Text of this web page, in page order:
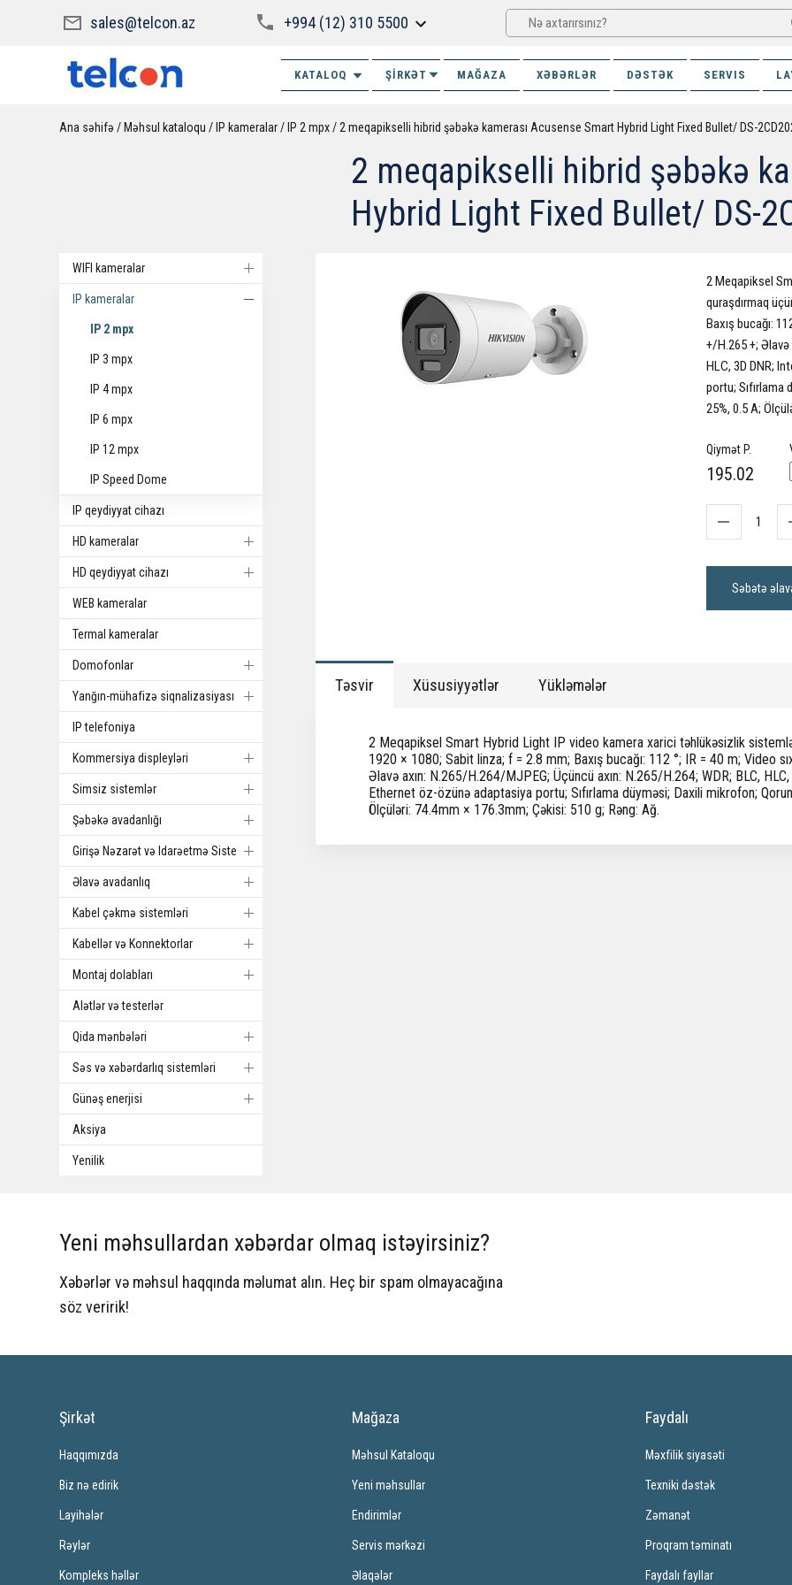
sales@telcon.az +994 (12) 310 5500
KATALOQ ŞİRKƏT MAĞAZA XƏBƏRLƏR DƏSTƏK SERVIS
Ana səhifə Məhsul kataloqu IP kameralar IP 2 mpx 2 meqapikselli hibrid şəbəkə kamerası Acusense Smart Hybrid Light Fixed Bullet/ DS-
2 meqapikselli hibrid şəbəkə
Hybrid Light Fixed Bullet/ DS-
WIFI kameralar
IP kameralar
IP 2 mpx
IP 3 mpx
IP 4 mpx
IP 6 mpx
IP 12 mpx
IP Speed Dome
IP qeydiyyat cihazı
HD kameralar
HD qeydiyyat cihazı
WEB kameralar
Termal kameralar
Domofonlar
Yanğın-mühafizə siqnalizasiyası
IP telefoniya
Kommersiya displeyləri
Simsiz sistemlər
Şəbəkə avadanlığı
Girişə Nəzarət və Idarəetmə Sistemi
Əlavə avadanlıq
Kabel çəkmə sistemləri
Kabellər və Konnektorlar
Montaj dolabları
Alətlər və testerlər
Qida mənbələri
Səs və xəbərdarlıq sistemləri
Günəş enerjisi
Aksiya
Yenilik
Qiymət P.
195.02
Səbətə
2 Meqapiksel
quraşdırmaq
Baxış bucağı:
+/H.265 +; Əlavə
HLC, 3D DNR;
portu; Sıfırlama
25%, 0.5 A;
Təsvir Xüsusiyyətlər Yükləmələr
2 Meqapiksel Smart Hybrid Light IP video kamera xarici təhlükəsizlik
1920 × 1080; Sabit linza; f = 2.8 mm; Baxış bucağı: 112 °; IR = 40 m; Video
Əlavə axın: N.265/H.264/MJPEG; Üçüncü axın: N.265/H.264; WDR; BLC,
Ethernet öz-özünə adaptasiya portu; Sıfırlama düyməsi; Daxili mikrofon;
Ölçüləri: 74.4mm × 176.3mm; Çəkisi: 510 g; Rəng: Ağ.
Yeni məhsullardan xəbərdar olmaq istəyirsiniz?
Xəbərlər və məhsul haqqında məlumat alın. Heç bir spam olmayacağına
söz veririk!
Şirkət
Haqqımızda
Biz nə edirik
Layihələr
Rəylər
Kompleks həllər
Mağaza
Məhsul Kataloqu
Yeni məhsullar
Endirimlər
Servis mərkəzi
Əlaqələr
Faydalı
Məxfilik siyasəti
Texniki dəstək
Zəmanət
Proqram təminatı
Faydalı fayllar